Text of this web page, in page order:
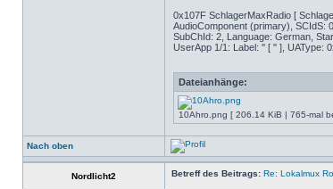
0x107F SchlagerMaxRadio [
AudioComponent (primary), SCIdS:
SubChId: 2, Language: German,
UserApp 1/1: Label: '' [ '' ], UAType:
Dateianhänge:
10Ahro.png [ 206.14 KiB | 765-mal
Nach oben
Nordlicht2 Betreff des Beitrags: Re: Lokalmux